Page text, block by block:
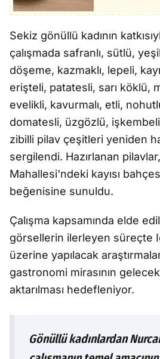
Sekiz gönüllü kadının
çalışmada safranlı, sütlü,
döşeme, kazmaklı, lepeli,
erişteli, patatesli, sarı köklü,
evelikli, kavurmalı, etli,
domatesli, üzgözlü,
zibilli pilav çeşitleri yeniden
sergilendi. Hazırlanan
Mahallesi'ndeki kayısı
beğenisine sunuldu.
Çalışma kapsamında elde
görsellerin ilerleyen süreçte
üzerine yapılacak
gastronomi mirasının
aktarılması hedefleniyor.
Gönüllü kadınlardan